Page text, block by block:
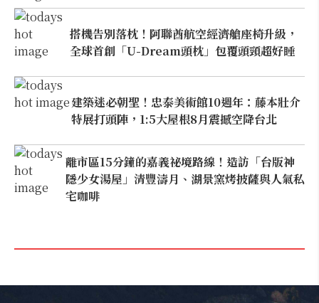
搭機告別落枕！阿聯酋航空經濟艙座椅升級，
全球首創「U-Dream頭枕」包覆頭頸超好睡
建築迷必朝聖！忠泰美術館10週年：藤本壯介
特展打頭陣，1:5大屋根8月震撼空降台北
離市區15分鐘的嘉義祕境路線！造訪「台版神
隱少女湯屋」清豐濤月、湖景窯烤披薩與人氣私
宅咖啡